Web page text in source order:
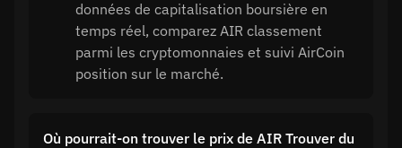
données de capitalisation boursière en
temps réel, comparez AIR classement
parmi les cryptomonnaies et suivi AirCoin
position sur le marché.
Où pourrait-on trouver le prix de AIR Trouver du